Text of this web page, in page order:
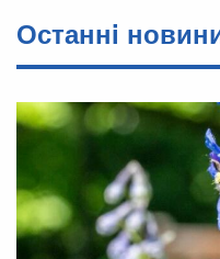
Останнi